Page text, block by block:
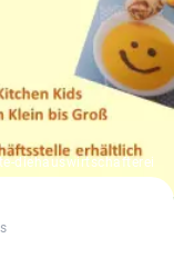
diehauswirtschafterei